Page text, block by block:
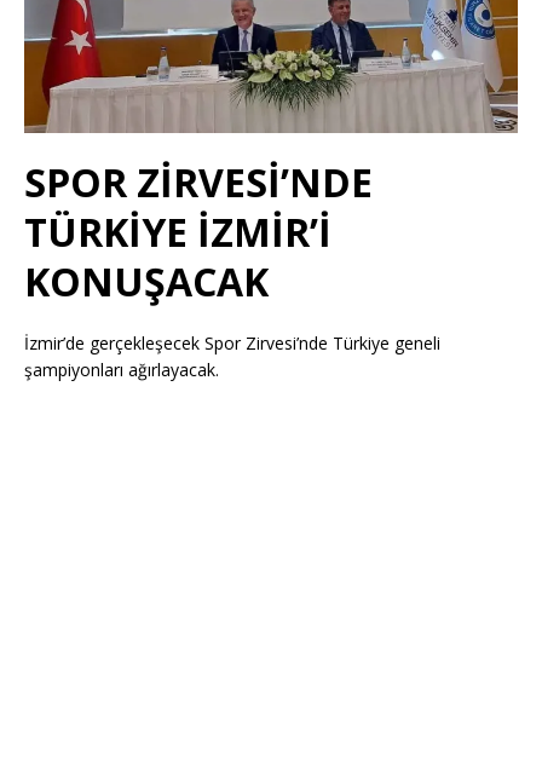
SPOR ZİRVESİ’NDE
TÜRKİYE İZMİR’İ
KONUŞACAK
İzmir’de gerçekleşecek Spor Zirvesi’nde Türkiye geneli
şampiyonları ağırlayacak.